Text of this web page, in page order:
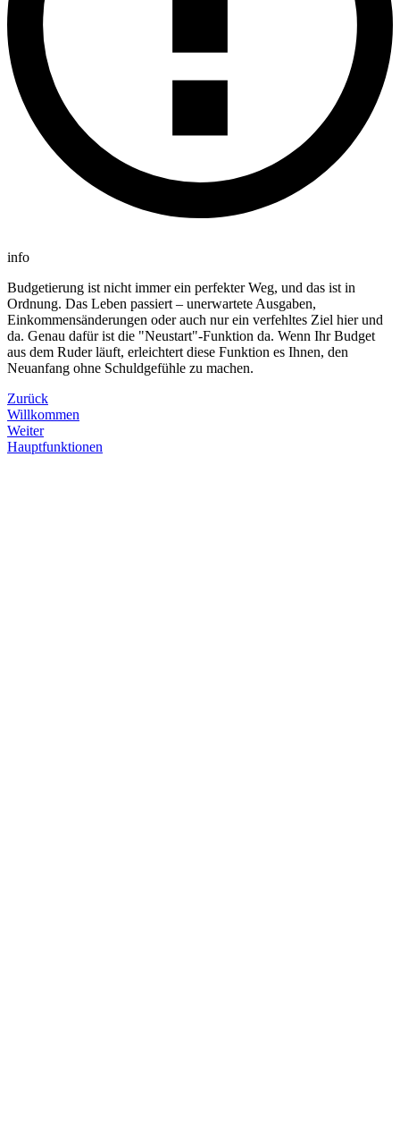
info
Budgetierung ist nicht immer ein perfekter Weg, und das ist in
Ordnung. Das Leben passiert – unerwartete Ausgaben,
Einkommensänderungen oder auch nur ein verfehltes Ziel hier und
da. Genau dafür ist die "Neustart"-Funktion da. Wenn Ihr Budget
aus dem Ruder läuft, erleichtert diese Funktion es Ihnen, den
Neuanfang ohne Schuldgefühle zu machen.
Zurück
Willkommen
Weiter
Hauptfunktionen